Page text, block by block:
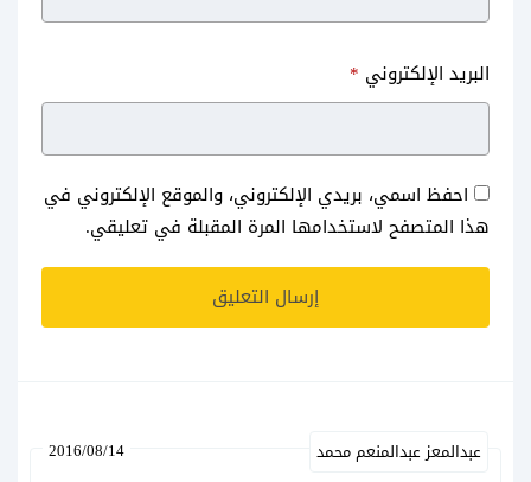
البريد الإلكتروني *
احفظ اسمي، بريدي الإلكتروني، والموقع الإلكتروني في
هذا المتصفح لاستخدامها المرة المقبلة في تعليقي.
عبدالمعز عبدالمنعم محمد 2016/08/14